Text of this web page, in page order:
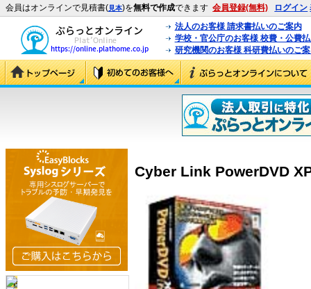
会員はオンラインで見積書(見本)を無料で作成できます 会員登録(無料) ログイン
法人のお客様 請求書払いのご案内
学校・官公庁のお客様 校費・公費
研究機関のお客様 科研費払いのご
Cyber Link PowerDVD